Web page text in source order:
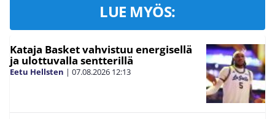
LUE MYÖS:
Kataja Basket vahvistuu energisellä
ja ulottuvalla sentterillä
Eetu Hellsten | 07.08.2026 12:13